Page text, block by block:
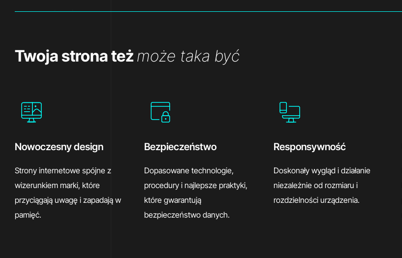
Twoja strona też może taka być
Nowoczesny design
Strony internetowe spójne z
wizerunkiem marki, które
przyciągają uwagę i zapadają w
pamięć.
Bezpieczeństwo
Dopasowane technologie,
procedury i najlepsze praktyki,
które gwarantują
bezpieczeństwo danych.
Responsywność
Doskonały wygląd i działanie
niezależnie od rozmiaru i
rozdzielności urządzenia.